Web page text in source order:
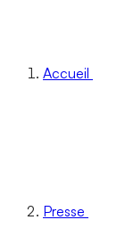
Accueil
Presse